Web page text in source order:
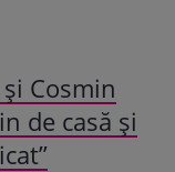
Cosmin
de casă și